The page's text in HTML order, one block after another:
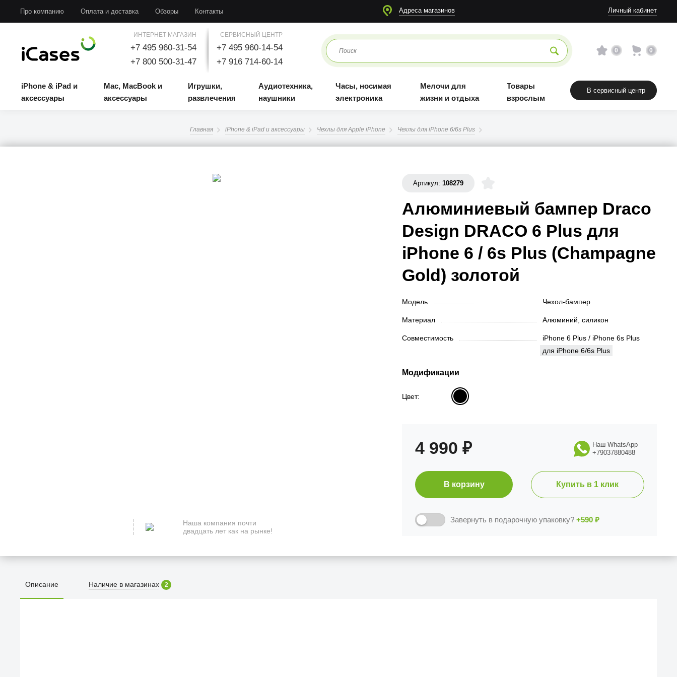
Про компанию Оплата и доставка Обзоры Контакты Адреса магазинов Личный кабинет
ИНТЕРНЕТ МАГАЗИН
+7 495 960-31-54
+7 800 500-31-47
СЕРВИСНЫЙ ЦЕНТР
+7 495 960-14-54
+7 916 714-60-14
0 0
iPhone & iPad и
аксессуары
Mac, MacBook и
аксессуары
Игрушки,
развлечения
Аудиотехника,
наушники
Часы, носимая
электроника
Мелочи для
жизни и отдыха
Товары
взрослым
В сервисный центр
Главная iPhone & iPad и аксессуары Чехлы для Apple iPhone Чехлы для iPhone 6/6s Plus
Артикул:108279
Алюминиевый бампер Draco
Design DRACO 6 Plus для
iPhone 6 / 6s Plus (Champagne
Gold) золотой
Модель Чехол-бампер
Материал Алюминий, силикон
Совместимость
iPhone 6 Plus / iPhone 6s Plus
для iPhone 6/6s Plus
Модификации
Цвет:
4 990 ₽
Наш WhatsApp
+79037880488
В корзину Купить в 1 клик
Завернуть в подарочную упаковку? +590 ₽
Наша компания почти
двадцать лет как на рынке!
Описание Наличие в магазинах 2